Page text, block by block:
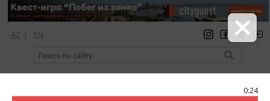
0:24
AZ | EN
регистрация вход Citylife Magazine